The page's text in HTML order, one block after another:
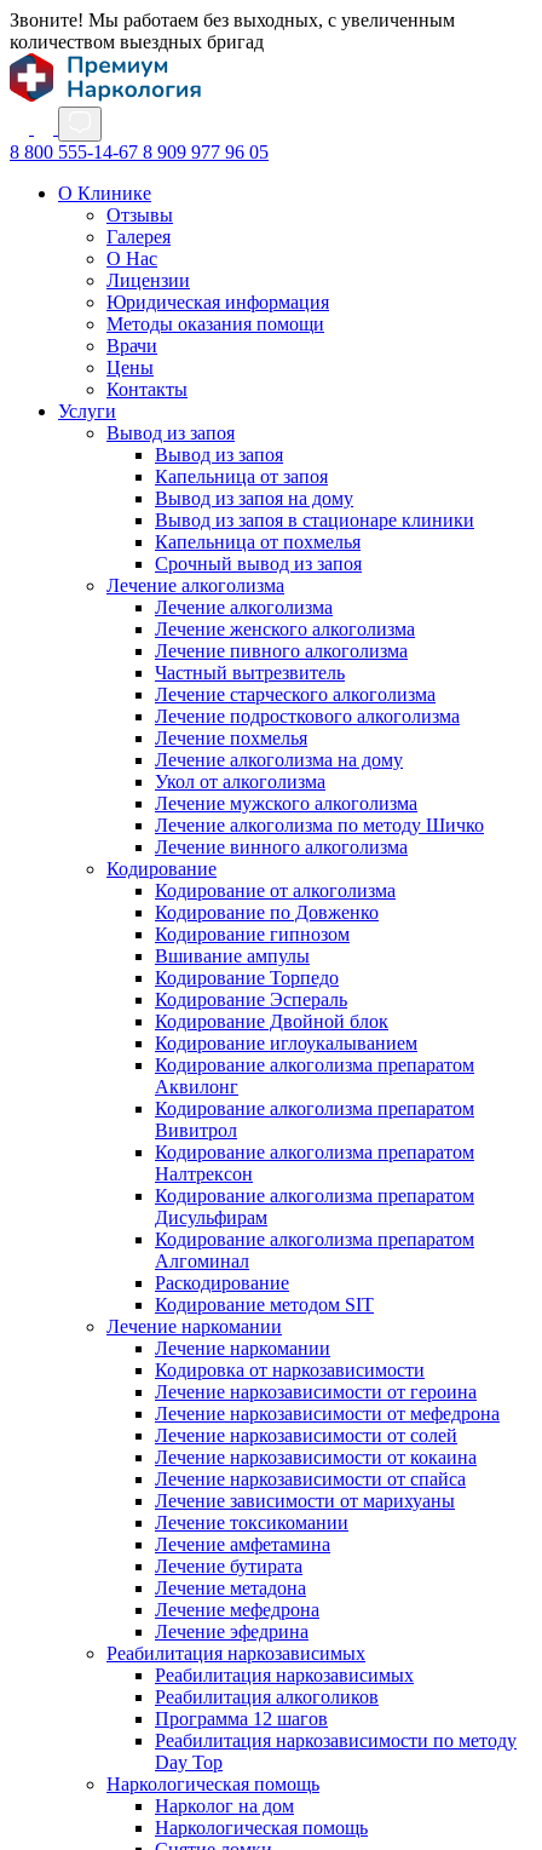
Звоните! Мы работаем без выходных, с увеличенным
количеством выездных бригад
8 800 555-14-67 8 909 977 96 05
О Клинике
Отзывы
Галерея
О Нас
Лицензии
Юридическая информация
Методы оказания помощи
Врачи
Цены
Контакты
Услуги
Вывод из запоя
Вывод из запоя
Капельница от запоя
Вывод из запоя на дому
Вывод из запоя в стационаре клиники
Капельница от похмелья
Срочный вывод из запоя
Лечение алкоголизма
Лечение алкоголизма
Лечение женского алкоголизма
Лечение пивного алкоголизма
Частный вытрезвитель
Лечение старческого алкоголизма
Лечение подросткового алкоголизма
Лечение похмелья
Лечение алкоголизма на дому
Укол от алкоголизма
Лечение мужского алкоголизма
Лечение алкоголизма по методу Шичко
Лечение винного алкоголизма
Кодирование
Кодирование от алкоголизма
Кодирование по Довженко
Кодирование гипнозом
Вшивание ампулы
Кодирование Торпедо
Кодирование Эспераль
Кодирование Двойной блок
Кодирование иглоукалыванием
Кодирование алкоголизма препаратом
Аквилонг
Кодирование алкоголизма препаратом
Вивитрол
Кодирование алкоголизма препаратом
Налтрексон
Кодирование алкоголизма препаратом
Дисульфирам
Кодирование алкоголизма препаратом
Алгоминал
Раскодирование
Кодирование методом SIT
Лечение наркомании
Лечение наркомании
Кодировка от наркозависимости
Лечение наркозависимости от героина
Лечение наркозависимости от мефедрона
Лечение наркозависимости от солей
Лечение наркозависимости от кокаина
Лечение наркозависимости от спайса
Лечение зависимости от марихуаны
Лечение токсикомании
Лечение амфетамина
Лечение бутирата
Лечение метадона
Лечение мефедрона
Лечение эфедрина
Реабилитация наркозависимых
Реабилитация наркозависимых
Реабилитация алкоголиков
Программа 12 шагов
Реабилитация наркозависимости по методу
Day Top
Наркологическая помощь
Нарколог на дом
Наркологическая помощь